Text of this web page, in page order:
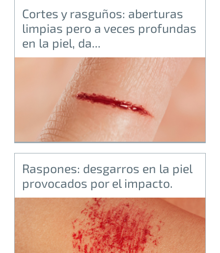
Cortes y rasguños: aberturas
limpias pero a veces profundas
en la piel, da...
Raspones: desgarros en la piel
provocados por el impacto.